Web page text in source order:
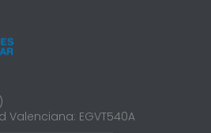
Valenciana: EGVT540A